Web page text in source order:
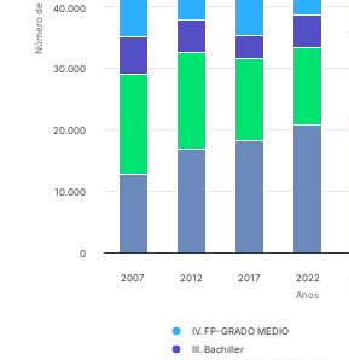
Anos
IV. FP-GRADO MEDIO
III. Bachiller
2007 2012 2017 2022
0
10.000
20.000
30.000
40.000